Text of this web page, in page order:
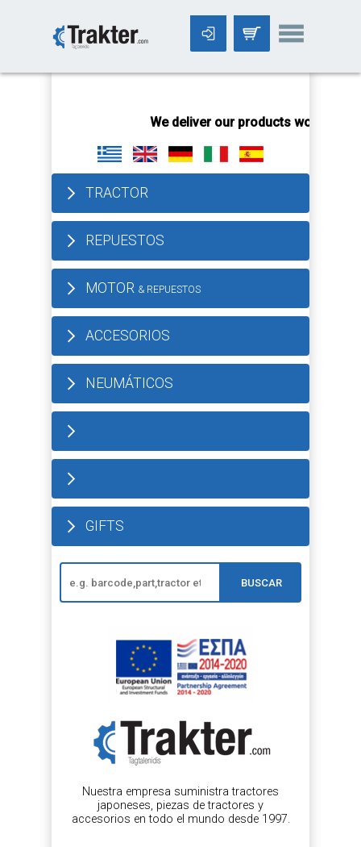
We deliver our products worldwide!
TRACTOR
REPUESTOS
MOTOR & REPUESTOS
ACCESORIOS
NEUMÁTICOS
GIFTS
BUSCAR
Nuestra empresa suministra tractores
japoneses, piezas de tractores y
accesorios en todo el mundo desde 1997.